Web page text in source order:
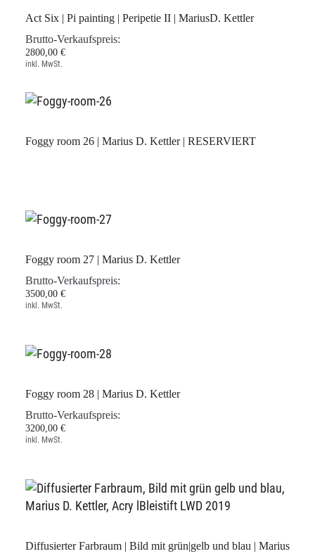
Act Six | Pi painting | Peripetie II | MariusD. Kettler
Brutto-Verkaufspreis:
2800,00 €
inkl. MwSt.
Foggy room 26 | Marius D. Kettler | RESERVIERT
Foggy room 27 | Marius D. Kettler
Brutto-Verkaufspreis:
3500,00 €
inkl. MwSt.
Foggy room 28 | Marius D. Kettler
Brutto-Verkaufspreis:
3200,00 €
inkl. MwSt.
Diffusierter Farbraum | Bild mit grün|gelb und blau | Marius